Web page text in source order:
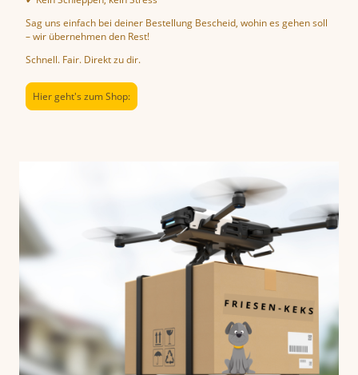
Sag uns einfach bei deiner Bestellung Bescheid, wohin es gehen soll
– wir übernehmen den Rest!
Schnell. Fair. Direkt zu dir.
Hier geht's zum Shop: